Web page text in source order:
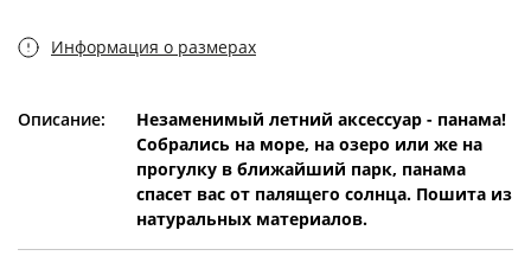
Информация о размерах
Описание:
Незаменимый летний аксессуар - панама!
Собрались на море, на озеро или же на
прогулку в ближайший парк, панама
спасет вас от палящего солнца. Пошита из
натуральных материалов.